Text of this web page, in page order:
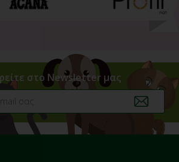
στο Newsletter μας